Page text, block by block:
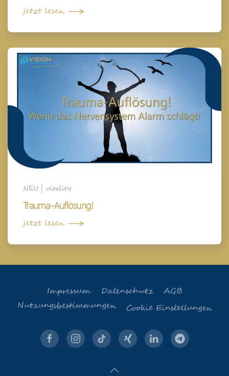
jetzt lesen
NEU vitality
Trauma-Auflösung!
jetzt lesen
Impressum Datenschutz
AGB
Nutzungsbestimmungen
Cookie Einstellungen